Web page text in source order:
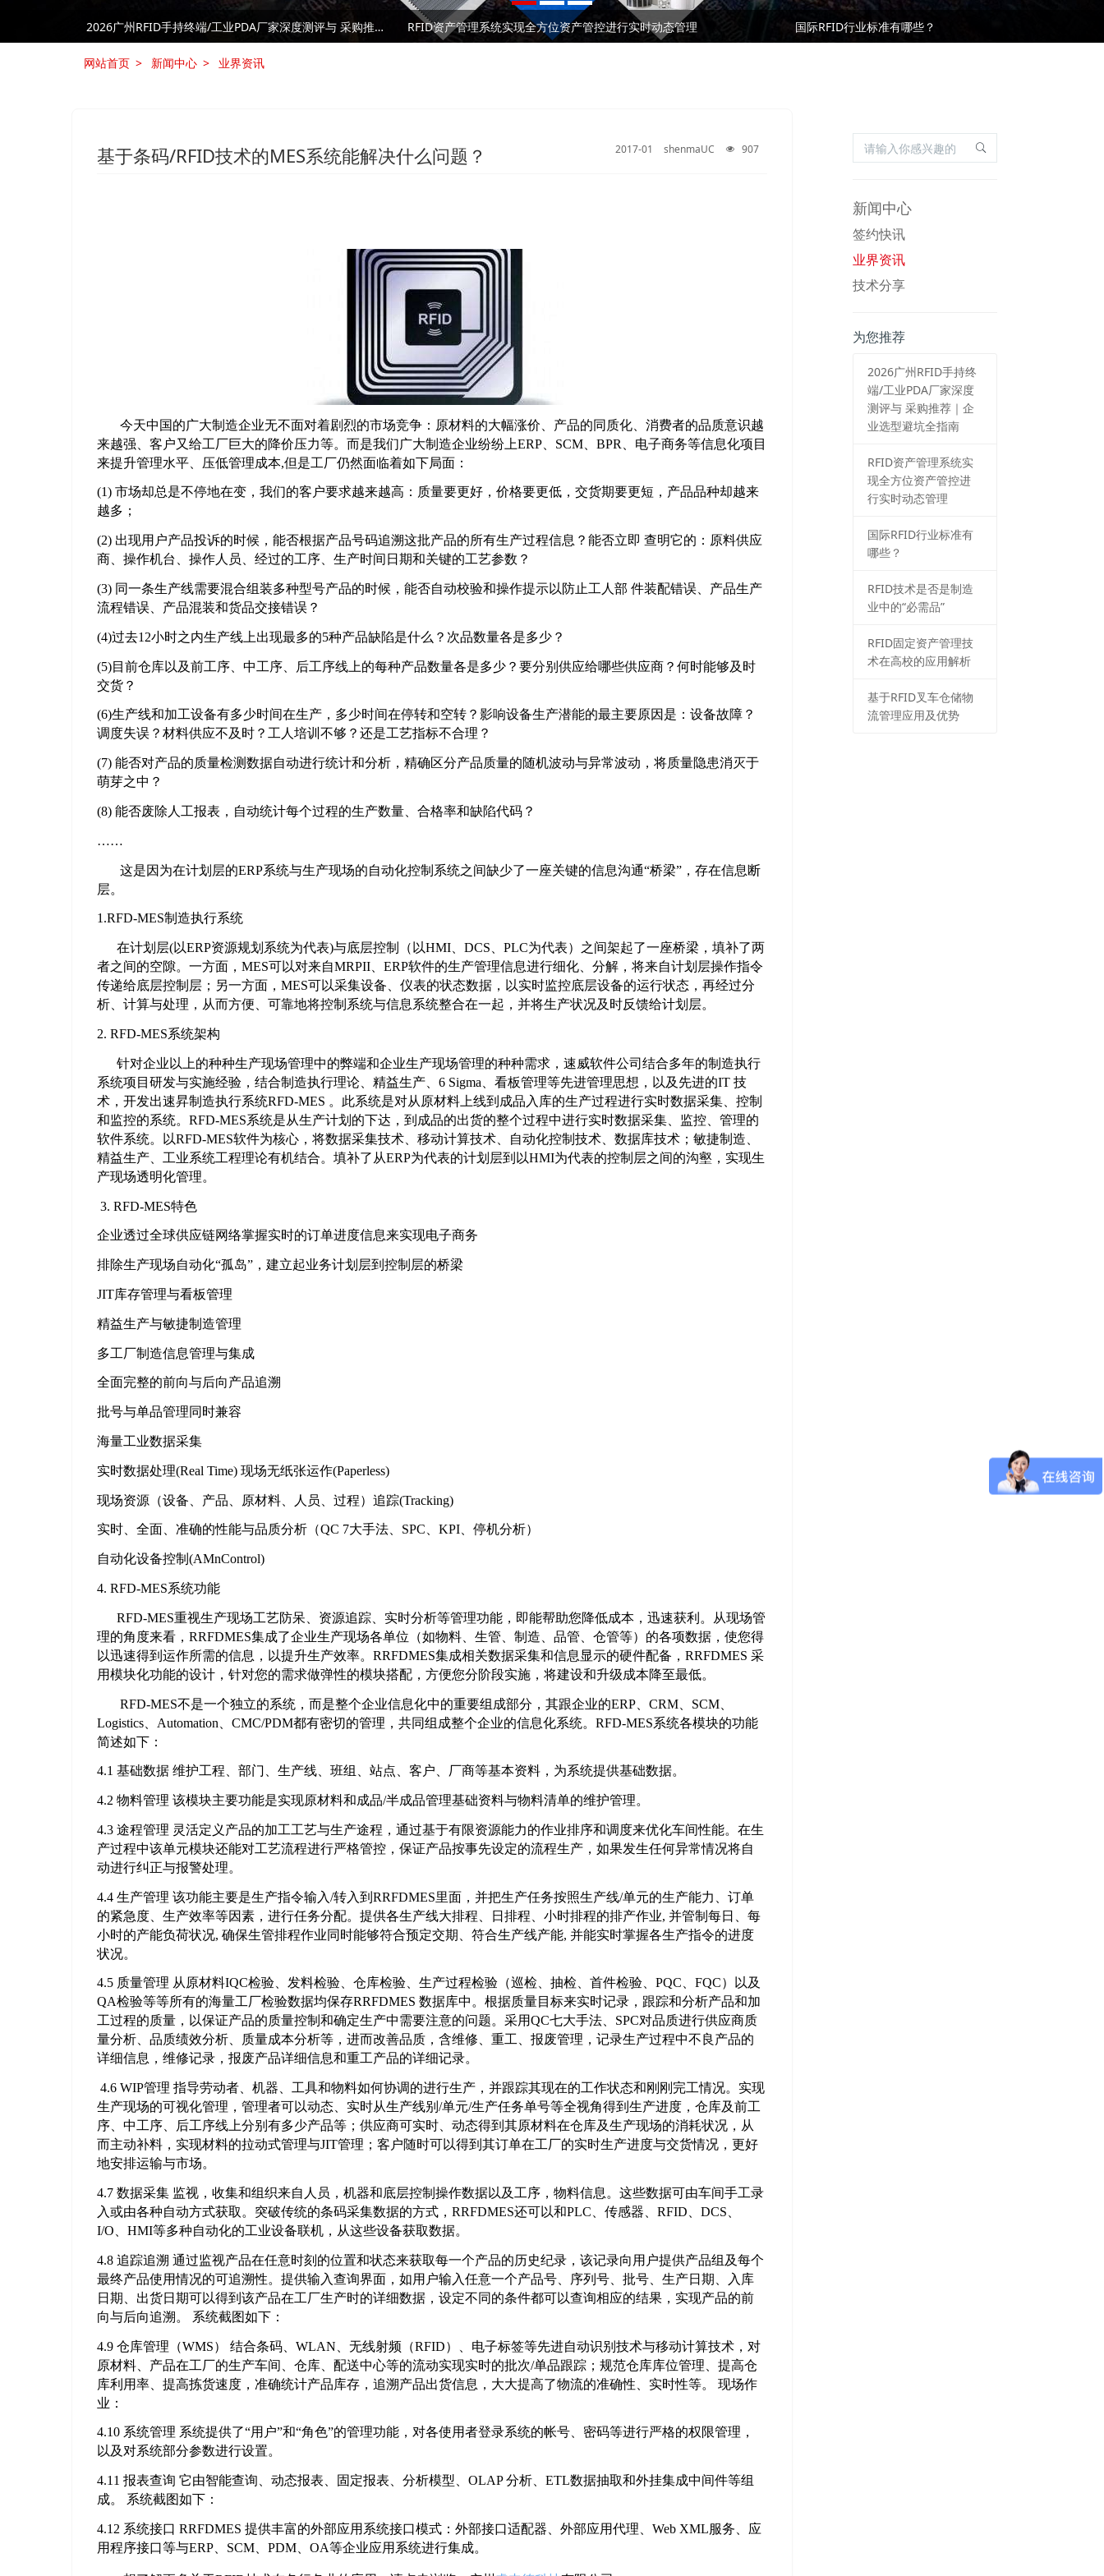
RFID技术是否是制造业中的“必需品” RFID固定资产管理技术在高校的应用解析
基于RFID叉车仓储物流管理应用及优势
2026⼴州RFID⼿持终端/⼯业PDA⼚家深度测评与 采购推荐｜企业选型避坑全指南
RFID资产管理系统实现全方位资产管控进行实时动态管理
国际RFID行业标准有哪些？
网站首页 新闻中心 业界资讯
基于条码/RFID技术的MES系统能解决什么问题？ 2017-01 shenmaUC 907
今天中国的广大制造企业无不面对着剧烈的市场竞争：原材料的大幅涨价、产品的同质化、消费者的品质意识越
来越强、客户又给工厂巨大的降价压力等。而是我们广大制造企业纷纷上ERP、SCM、BPR、电子商务等信息化项目
来提升管理水平、压低管理成本,但是工厂仍然面临着如下局面：
(1) 市场却总是不停地在变，我们的客户要求越来越高：质量要更好，价格要更低，交货期要更短，产品品种却越来
越多；
(2) 出现用户产品投诉的时候，能否根据产品号码追溯这批产品的所有生产过程信息？能否立即 查明它的：原料供应
商、操作机台、操作人员、经过的工序、生产时间日期和关键的工艺参数？
(3) 同一条生产线需要混合组装多种型号产品的时候，能否自动校验和操作提示以防止工人部 件装配错误、产品生产
流程错误、产品混装和货品交接错误？
(4)过去12小时之内生产线上出现最多的5种产品缺陷是什么？次品数量各是多少？
(5)目前仓库以及前工序、中工序、后工序线上的每种产品数量各是多少？要分别供应给哪些供应商？何时能够及时
交货？
(6)生产线和加工设备有多少时间在生产，多少时间在停转和空转？影响设备生产潜能的最主要原因是：设备故障？
调度失误？材料供应不及时？工人培训不够？还是工艺指标不合理？
(7) 能否对产品的质量检测数据自动进行统计和分析，精确区分产品质量的随机波动与异常波动，将质量隐患消灭于
萌芽之中？
(8) 能否废除人工报表，自动统计每个过程的生产数量、合格率和缺陷代码？
……
这是因为在计划层的ERP系统与生产现场的自动化控制系统之间缺少了一座关键的信息沟通“桥梁”，存在信息断
层。
1 .RFD-MES制造执行系统
在计划层(以ERP资源规划系统为代表)与底层控制（以HMI、DCS、PLC为代表）之间架起了一座桥梁，填补了两
者之间的空隙。一方面，MES可以对来自MRPII、ERP软件的生产管理信息进行细化、分解，将来自计划层操作指令
传递给底层控制层；另一方面，MES可以采集设备、仪表的状态数据，以实时监控底层设备的运行状态，再经过分
析、计算与处理，从而方便、可靠地将控制系统与信息系统整合在一起，并将生产状况及时反馈给计划层。
2. RFD-MES系统架构
针对企业以上的种种生产现场管理中的弊端和企业生产现场管理的种种需求，速威软件公司结合多年的制造执行
系统项目研发与实施经验，结合制造执行理论、精益生产、6 Sigma、看板管理等先进管理思想，以及先进的IT 技
术，开发出速昇制造执行系统RFD-MES 。此系统是对从原材料上线到成品入库的生产过程进行实时数据采集、控制
和监控的系统。RFD-MES系统是从生产计划的下达，到成品的出货的整个过程中进行实时数据采集、监控、管理的
软件系统。以RFD-MES软件为核心，将数据采集技术、移动计算技术、自动化控制技术、数据库技术；敏捷制造、
精益生产、工业系统工程理论有机结合。填补了从ERP为代表的计划层到以HMI为代表的控制层之间的沟壑，实现生
产现场透明化管理。
3. RFD-MES特色
企业透过全球供应链网络掌握实时的订单进度信息来实现电子商务
排除生产现场自动化“孤岛”，建立起业务计划层到控制层的桥梁
JIT库存管理与看板管理
精益生产与敏捷制造管理
多工厂制造信息管理与集成
全面完整的前向与后向产品追溯
批号与单品管理同时兼容
海量工业数据采集
实时数据处理(Real Time) 现场无纸张运作(Paperless)
现场资源（设备、产品、原材料、人员、过程）追踪(Tracking)
实时、全面、准确的性能与品质分析（QC 7大手法、SPC、KPI、停机分析）
自动化设备控制(AMnControl)
4. RFD-MES系统功能
RFD-MES重视生产现场工艺防呆、资源追踪、实时分析等管理功能，即能帮助您降低成本，迅速获利。从现场管
理的角度来看，RRFDMES集成了企业生产现场各单位（如物料、生管、制造、品管、仓管等）的各项数据，使您得
以迅速得到运作所需的信息，以提升生产效率。RRFDMES集成相关数据采集和信息显示的硬件配备，RRFDMES 采
用模块化功能的设计，针对您的需求做弹性的模块搭配，方便您分阶段实施，将建设和升级成本降至最低。
RFD-MES不是一个独立的系统，而是整个企业信息化中的重要组成部分，其跟企业的ERP、CRM、SCM、
Logistics、Automation、CMC/PDM都有密切的管理，共同组成整个企业的信息化系统。RFD-MES系统各模块的功能
简述如下：
4.1 基础数据 维护工程、部门、生产线、班组、站点、客户、厂商等基本资料，为系统提供基础数据。
4.2 物料管理 该模块主要功能是实现原材料和成品/半成品管理基础资料与物料清单的维护管理。
4.3 途程管理 灵活定义产品的加工工艺与生产途程，通过基于有限资源能力的作业排序和调度来优化车间性能。在生
产过程中该单元模块还能对工艺流程进行严格管控，保证产品按事先设定的流程生产，如果发生任何异常情况将自
动进行纠正与报警处理。
4.4 生产管理 该功能主要是生产指令输入/转入到RRFDMES里面，并把生产任务按照生产线/单元的生产能力、订单
的紧急度、生产效率等因素，进行任务分配。提供各生产线大排程、日排程、小时排程的排产作业, 并管制每日、每
小时的产能负荷状况, 确保生管排程作业同时能够符合预定交期、符合生产线产能, 并能实时掌握各生产指令的进度
状况。
4.5 质量管理 从原材料IQC检验、发料检验、仓库检验、生产过程检验（巡检、抽检、首件检验、PQC、FQC）以及
QA检验等等所有的海量工厂检验数据均保存RRFDMES 数据库中。根据质量目标来实时记录，跟踪和分析产品和加
工过程的质量，以保证产品的质量控制和确定生产中需要注意的问题。采用QC七大手法、SPC对品质进行供应商质
量分析、品质绩效分析、质量成本分析等，进而改善品质，含维修、重工、报废管理，记录生产过程中不良产品的
详细信息，维修记录，报废产品详细信息和重工产品的详细记录。
4.6 WIP管理 指导劳动者、机器、工具和物料如何协调的进行生产，并跟踪其现在的工作状态和刚刚完工情况。实现
生产现场的可视化管理，管理者可以动态、实时从生产线别/单元/生产任务单号等全视角得到生产进度，仓库及前工
序、中工序、后工序线上分别有多少产品等；供应商可实时、动态得到其原材料在仓库及生产现场的消耗状况，从
而主动补料，实现材料的拉动式管理与JIT管理；客户随时可以得到其订单在工厂的实时生产进度与交货情况，更好
地安排运输与市场。
4.7 数据采集 监视，收集和组织来自人员，机器和底层控制操作数据以及工序，物料信息。这些数据可由车间手工录
入或由各种自动方式获取。突破传统的条码采集数据的方式，RRFDMES还可以和PLC、传感器、RFID、DCS、
I/O、HMI等多种自动化的工业设备联机，从这些设备获取数据。
4.8 追踪追溯 通过监视产品在任意时刻的位置和状态来获取每一个产品的历史纪录，该记录向用户提供产品组及每个
最终产品使用情况的可追溯性。提供输入查询界面，如用户输入任意一个产品号、序列号、批号、生产日期、入库
日期、出货日期可以得到该产品在工厂生产时的详细数据，设定不同的条件都可以查询相应的结果，实现产品的前
向与后向追溯。 系统截图如下：
4.9 仓库管理（WMS） 结合条码、WLAN、无线射频（RFID）、电子标签等先进自动识别技术与移动计算技术，对
原材料、产品在工厂的生产车间、仓库、配送中心等的流动实现实时的批次/单品跟踪；规范仓库库位管理、提高仓
库利用率、提高拣货速度，准确统计产品库存，追溯产品出货信息，大大提高了物流的准确性、实时性等。 现场作
业：
4.10 系统管理 系统提供了“用户”和“角色”的管理功能，对各使用者登录系统的帐号、密码等进行严格的权限管理，
以及对系统部分参数进行设置。
4.11 报表查询 它由智能查询、动态报表、固定报表、分析模型、OLAP 分析、ETL数据抽取和外挂集成中间件等组
成。 系统截图如下：
4.12 系统接口 RRFDMES 提供丰富的外部应用系统接口模式：外部接口适配器、外部应用代理、Web XML服务、应
用程序接口等与ERP、SCM、PDM、OA等企业应用系统进行集成。
新闻中心
签约快讯
业界资讯
技术分享
为您推荐
2026⼴州RFID⼿持终
端/⼯业PDA⼚家深度
测评与 采购推荐｜企
业选型避坑全指南
RFID资产管理系统实
现全方位资产管控进
行实时动态管理
国际RFID行业标准有
哪些？
RFID技术是否是制造
业中的“必需品”
RFID固定资产管理技
术在高校的应用解析
基于RFID叉车仓储物
流管理应用及优势